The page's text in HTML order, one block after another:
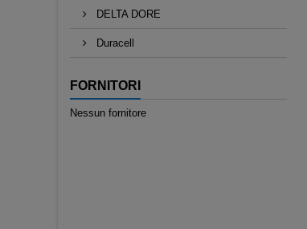
DELTA DORE
Duracell
FORNITORI
Nessun fornitore